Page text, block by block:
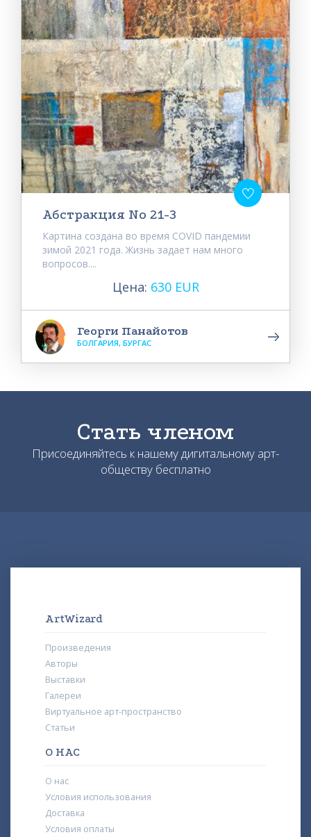
Абстракция No 21-3
Картина создана во время COVID пандемии
зимой 2021 года. Жизнь задает нам много
вопросов....
Цена: 630 EUR
Георги Панайотов
БОЛГАРИЯ, БУРГАС
Стать членом
Присоединяйтесь к нашему дигитальному арт-
обществу бесплатно
ArtWizard
Произведения
Авторы
Выставки
Галереи
Виртуальное арт-пространство
Статьи
О НАС
О нас
Условия использования
Доставка
Условия оплаты